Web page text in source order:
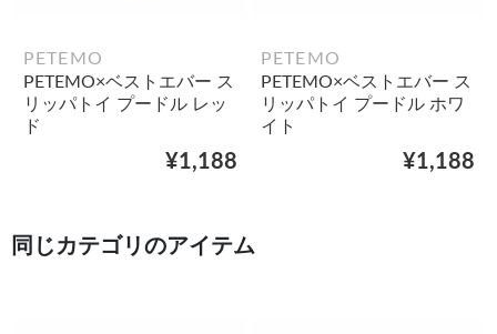
PETEMO
PETEMO×ベストエバー ス
リッパトイ プードル レッ
ド
¥1,188
PETEMO
PETEMO×ベストエバー ス
リッパトイ プードル ホワ
イト
¥1,188
同じカテゴリのアイテム